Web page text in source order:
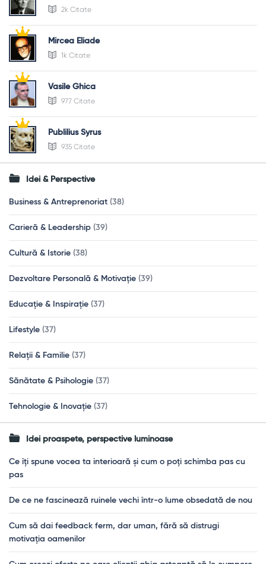
2k Citate
Mircea Eliade
1k Citate
Vasile Ghica
977 Citate
Publilius Syrus
935 Citate
Idei & Perspective
Business & Antreprenoriat (38)
Carieră & Leadership (39)
Cultură & Istorie (38)
Dezvoltare Personală & Motivație (39)
Educație & Inspirație (37)
Lifestyle (37)
Relații & Familie (37)
Sănătate & Psihologie (37)
Tehnologie & Inovație (37)
Idei proaspete, perspective luminoase
Ce îți spune vocea ta interioară și cum o poți schimba pas cu
pas
De ce ne fascinează ruinele vechi într-o lume obsedată de nou
Cum să dai feedback ferm, dar uman, fără să distrugi
motivația oamenilor